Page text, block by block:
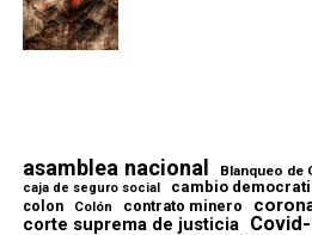
asamblea nacional Blanqueo de
caja de seguro social cambio
colon Colón contrato minero
corte suprema de justicia